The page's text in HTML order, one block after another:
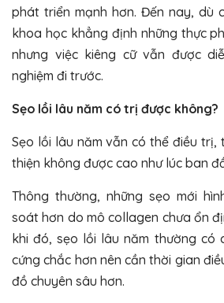
phát triển mạnh hơn. Đến nay, dù
khoa học khẳng định những thực
nhưng việc kiêng cữ vẫn được
nghiệm đi trước.
Sẹo lồi lâu năm có trị được không?
Sẹo lồi lâu năm vẫn có thể điều trị,
thiện không được cao như lúc ban
Thông thường, những sẹo mới
soát hơn do mô collagen chưa ổn
khi đó, sẹo lồi lâu năm thường có
cứng chắc hơn nên cần thời gian
đồ chuyên sâu hơn.